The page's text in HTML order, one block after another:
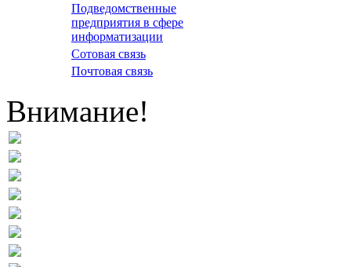
Подведомственные
предприятия в сфере
информатизации
Сотовая связь
Почтовая связь
Внимание!